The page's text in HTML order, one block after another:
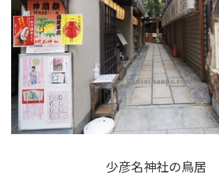
少彦名神社の鳥居